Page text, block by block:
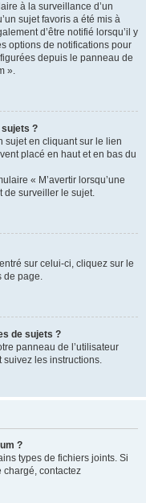
à la surveillance d’un
sujet favoris a été mis à
d’être notifié lorsqu’il y
options de notifications pour
depuis le panneau de
».
?
sujet en cliquant sur le lien
placé en haut et en bas du
« M’avertir lorsqu’une
de surveiller le sujet.
sur celui-ci, cliquez sur le
de page.
de sujets ?
panneau de l’utilisateur
suivez les instructions.
?
types de fichiers joints. Si
chargé, contactez